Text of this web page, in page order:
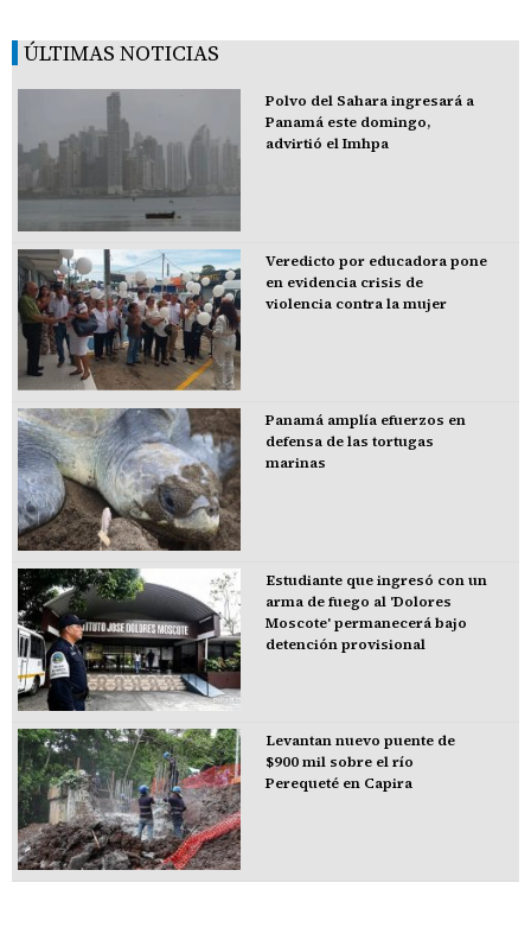
ÚLTIMAS NOTICIAS
Polvo del Sahara ingresará a
Panamá este domingo,
advirtió el Imhpa
Veredicto por educadora pone
en evidencia crisis de
violencia contra la mujer
Panamá amplía efuerzos en
defensa de las tortugas
marinas
Estudiante que ingresó con un
arma de fuego al 'Dolores
Moscote' permanecerá bajo
detención provisional
Levantan nuevo puente de
$900 mil sobre el río
Perequeté en Capira